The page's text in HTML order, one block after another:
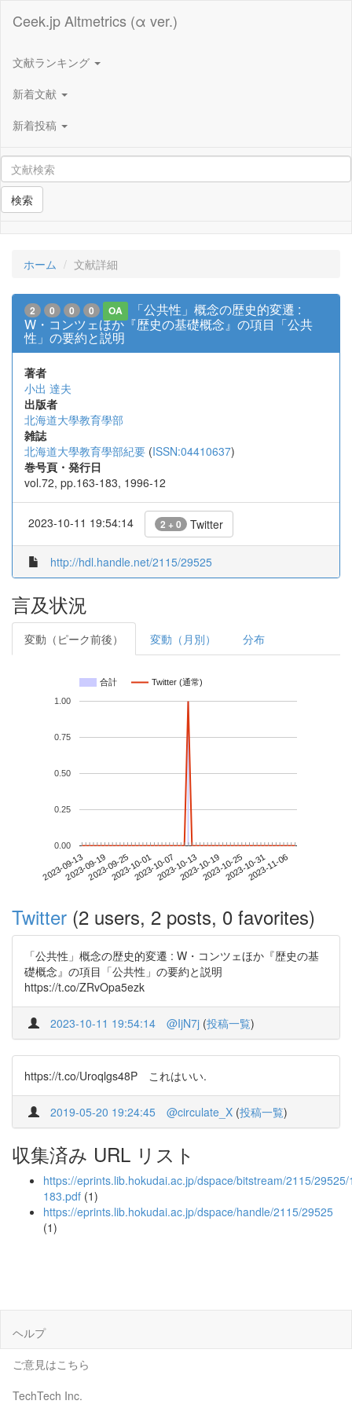
Ceek.jp Altmetrics (α ver.)
文献ランキング
新着文献
新着投稿
検索
ホーム 文献詳細
2 0 0 0 OA
「公共性」概念の歴史的変遷 :
W・コンツェほか『歴史の基礎概念』の項目「公共
性」の要約と説明
著者
小出 達夫
出版者
北海道大學教育學部
雑誌
北海道大學教育學部紀要 (ISSN:04410637)
巻号頁・発行日
vol.72, pp.163-183, 1996-12
2023-10-11 19:54:14 2 + 0 Twitter
http://hdl.handle.net/2115/29525
言及状況
変動（ピーク前後） 変動（月別） 分布
合計 Twitter (通常)
2023-09-132023-09-192023-09-252023-10-012023-10-072023-10-132023-10-192023-10-252023-10-312023-11-06
0.00
0.25
0.50
0.75
1.00
Twitter (2 users, 2 posts, 0 favorites)
「公共性」概念の歴史的変遷 : W・コンツェほか『歴史の基
礎概念』の項目「公共性」の要約と説明
https://t.co/ZRvOpa5ezk
2023-10-11 19:54:14 @IjN7j (投稿一覧)
https://t.co/Uroqlgs48P これはいい.
2019-05-20 19:24:45 @circulate_X (投稿一覧)
収集済み URL リスト
https://eprints.lib.hokudai.ac.jp/dspace/bitstream/2115/
183.pdf (1)
https://eprints.lib.hokudai.ac.jp/dspace/handle/2115/29525
(1)
ヘルプ
ご意見はこちら
TechTech Inc.